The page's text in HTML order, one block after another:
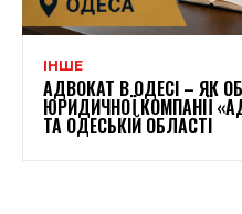
ІНШЕ
АДВОКАТ В ОДЕСІ – ЯК
ЮРИДИЧНОЇ КОМПАНІЇ
ТА ОДЕСЬКІЙ ОБЛАСТІ